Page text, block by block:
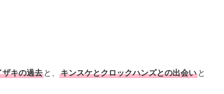
ザキの過去 と、 キンスケとクロックハンズとの出会い と